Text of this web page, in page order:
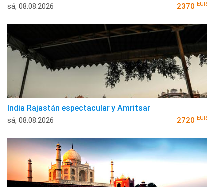
sá, 08.08.2026 2370 EUR
India Rajastán espectacular y Amritsar
sá, 08.08.2026 2720 EUR